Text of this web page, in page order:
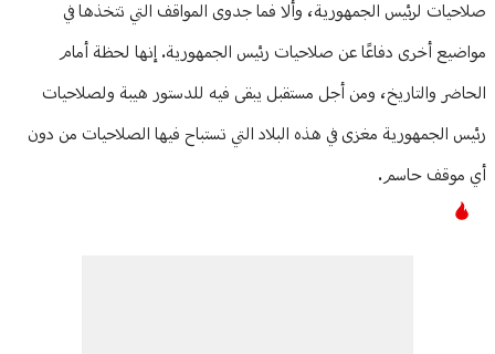
صلاحيات لرئيس الجمهورية، وألا فما جدوى المواقف التي تتخذها في
مواضيع أخرى دفاعًا عن صلاحيات رئيس الجمهورية. إنها لحظة أمام
الحاضر والتاريخ، ومن أجل مستقبل يبقى فيه للدستور هيبة ولصلاحيات
رئيس الجمهورية مغزى في هذه البلاد التي تستباح فيها الصلاحيات من دون
أي موقف حاسم.